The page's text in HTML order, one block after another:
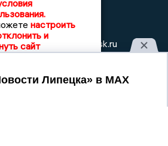
Е.Г.
699 9427
info@newslipetsk.ru
серия Эл № ФС77-82247 от 23
выписке из реестра
средств массовой информации
по надзору в сфере связи,
и массовых коммуникаций
настроить
и
сайт
Принять